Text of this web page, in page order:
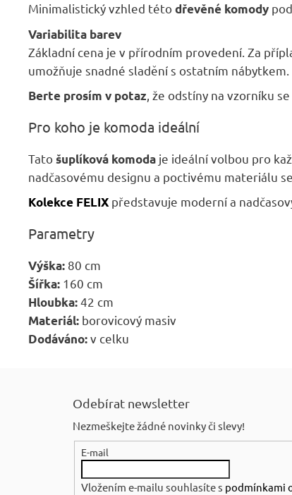
Minimalistický vzhled tétodřevěné komody
Variabilita barev
Základní cena je v přírodním provedení. Za
umožňuje snadné sladění s ostatním nábytkem.
Berte prosím v potaz, že odstíny na vzorníku
Pro koho je komoda ideální
Tatošuplíková komoda je ideální volbou pro
nadčasovému designu a poctivému materiálu
Kolekce FELIX představuje moderní a
Parametry
Výška: 80 cm
Šířka: 160 cm
Hloubka:42 cm
Materiál: borovicový masiv
Dodáváno:v celku
Odebírat newsletter
Nezmeškejte žádné novinky či slevy!
E-mail
Vložením e-mailu souhlasíte s podmínkami